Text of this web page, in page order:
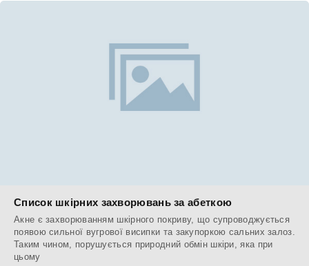
Список шкірних захворювань за абеткою
Акне є захворюванням шкірного покриву, що супроводжується
появою сильної вугрової висипки та закупоркою сальних залоз.
Таким чином, порушується природний обмін шкіри, яка при
цьому